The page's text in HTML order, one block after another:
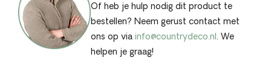
Of heb je hulp nodig dit product te
bestellen? Neem gerust contact met
ons op viainfo@countrydeco.nl
. We
helpen je graag!